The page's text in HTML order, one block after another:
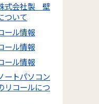
式会社製 壁
ついて
ール情報
ール情報
ール情報
ートパソコン
リコールにつ